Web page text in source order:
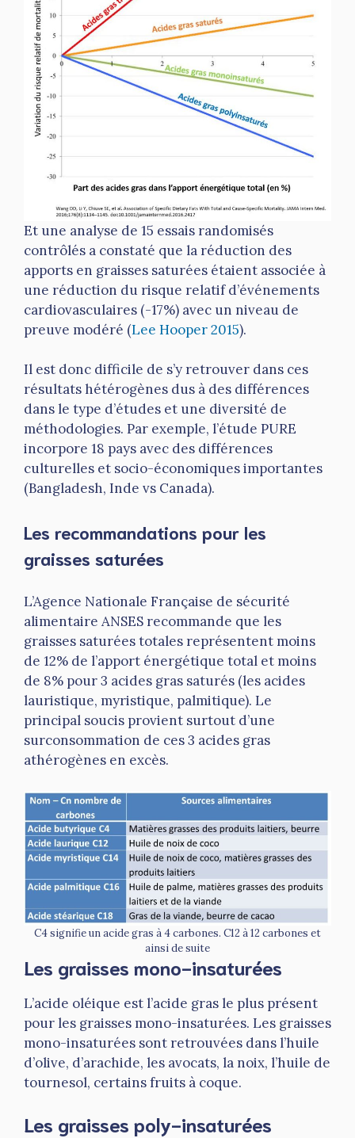
Et une analyse de 15 essais randomisés
contrôlés a constaté que la réduction des
apports en graisses saturées étaient associée à
une réduction du risque relatif d’événements
cardiovasculaires (-17%) avec un niveau de
preuve modéré (Lee Hooper 2015).
Il est donc difficile de s’y retrouver dans ces
résultats hétérogènes dus à des différences
dans le type d’études et une diversité de
méthodologies. Par exemple, l’étude PURE
incorpore 18 pays avec des différences
culturelles et socio-économiques importantes
(Bangladesh, Inde vs Canada).
Les recommandations pour les
graisses saturées
L’Agence Nationale Française de sécurité
alimentaire ANSES recommande que les
graisses saturées totales représentent moins
de 12% de l’apport énergétique total et moins
de 8% pour 3 acides gras saturés (les acides
lauristique, myristique, palmitique). Le
principal soucis provient surtout d’une
surconsommation de ces 3 acides gras
athérogènes en excès.
C4 signifie un acide gras à 4 carbones. C12 à 12 carbones et
ainsi de suite
Les graisses mono-insaturées
L’acide oléique est l’acide gras le plus présent
pour les graisses mono-insaturées. Les graisses
mono-insaturées sont retrouvées dans l’huile
d’olive, d’arachide, les avocats, la noix, l’huile de
tournesol, certains fruits à coque.
Les graisses poly-insaturées